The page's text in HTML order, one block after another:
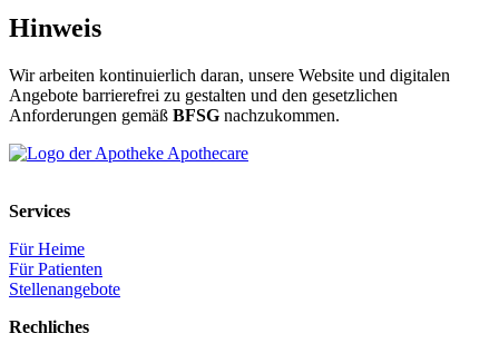
Hinweis
Wir arbeiten kontinuierlich daran, unsere Website und digitalen
Angebote barrierefrei zu gestalten und den gesetzlichen
Anforderungen gemäß BFSG nachzukommen.
Services
Für Heime
Für Patienten
Stellenangebote
Rechliches